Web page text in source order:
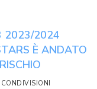
2023/2024
È ANDATO